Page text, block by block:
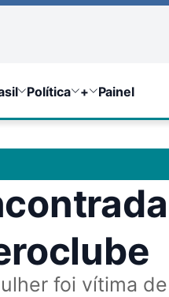
Política + Painel
foi vítima